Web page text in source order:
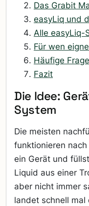
Das Grabit
easyLiq und
Alle easyLiq-
Für wen
Häufige
Fazit
Die Idee:
System
Die meisten
funktionieren
ein Gerät und
Liquid aus einer
aber nicht immer
landet schnell mal